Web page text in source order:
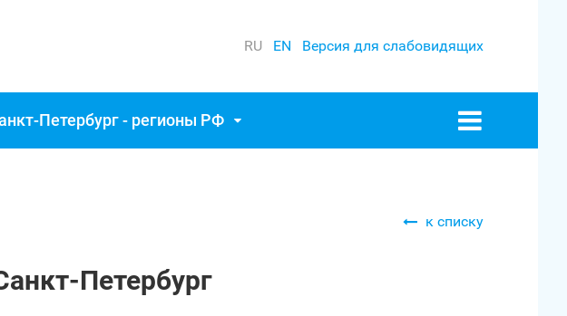
RU EN Версия для слабовидящих
- регионы РФ
к списку